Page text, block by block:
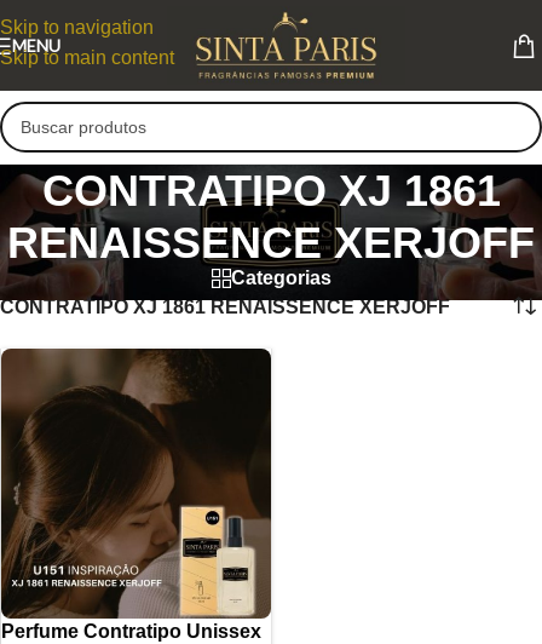
Skip to navigation
Skip to main content
MENU
CONTRATIPO XJ 1861
RENAISSENCE XERJOFF
Categorias
CONTRATIPO XJ 1861 RENAISSENCE XERJOFF
Perfume Contratipo Unissex